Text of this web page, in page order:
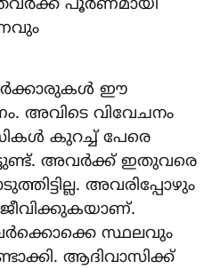
പൂർണമായി
ഈ
അവിടെ വിവേചനം
കുറച്ച് പേരെ
അവർക്ക് ഇതുവരെ
അവരിപ്പോഴും
ജീവിക്കുകയാണ്.
സ്ഥലവും
ആദിവാസിക്ക്